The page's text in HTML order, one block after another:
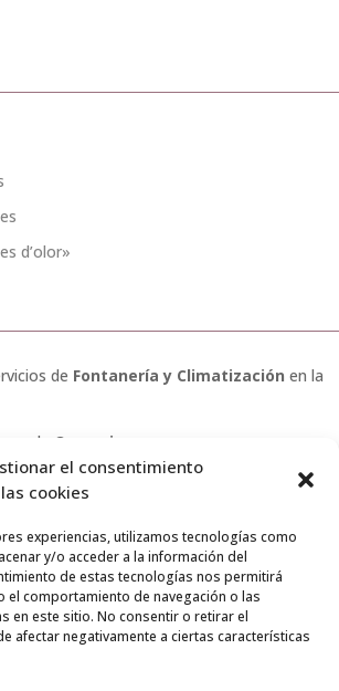
el consentimiento
cookies
experiencias, utilizamos tecnologías como
y/o acceder a la información del
de estas tecnologías nos permitirá
el comportamiento de navegación o las
en este sitio. No consentir o retirar el
afectar negativamente a ciertas características
d’olor»
de Fontanería y Climatización en la
de
Osmosis
compromiso o llámanos y haz tu
· Todos los derechos reservados